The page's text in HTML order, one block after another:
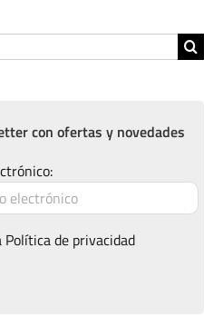
con ofertas y novedades
Política de privacidad